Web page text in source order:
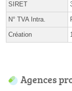
SIRET
N° TVA Intra.
Création
Agences